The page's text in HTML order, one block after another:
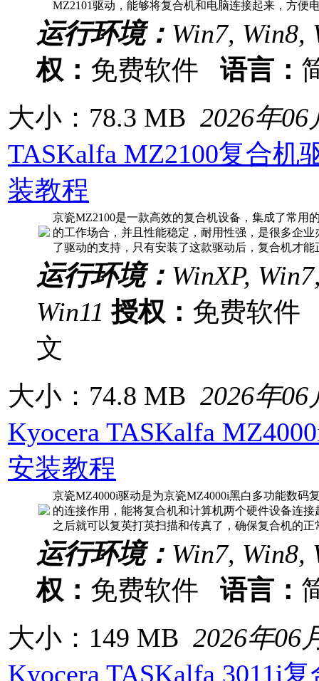
MZ2101驱动，能够将复合机和电脑连接起来，方便
运行环境： Win7, Win8,
权： 免费软件 语言：
大小：78.3 MB 2026年06
TASKalfa MZ2100复合机
装教程
京瓷MZ2100是一款高效的复合机设备，集成了常用
的工作场合，并且性能稳定，耐用性强，是很多企
了驱动的支持，只有安装了这款驱动后，复合机才
运行环境： WinXP,
Win11 授权： 免费软
文
大小：74.8 MB 2026年06
Kyocera TASKalfa
安装教程
京瓷MZ4000i驱动是为京瓷MZ4000i黑白多功能数码
的连接作用，能将复合机和计算机两个硬件设备连
之后就可以复英打英扫描和传真了，确保复合机的
运行环境： Win7, Win8,
权： 免费软件 语言：
大小：149 MB 2026年06
Kyocera TASKalfa 3011i